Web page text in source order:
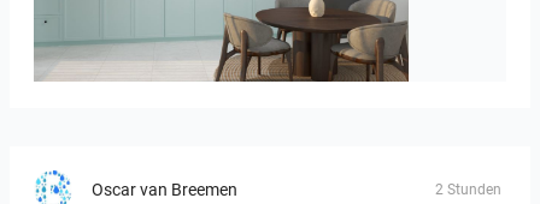
HANIN_KITCHEN
Oscar van Breemen 2 Stunden